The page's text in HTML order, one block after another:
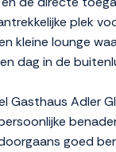
plek
kleine lounge
dag in de
Gasthaus Adler
goed